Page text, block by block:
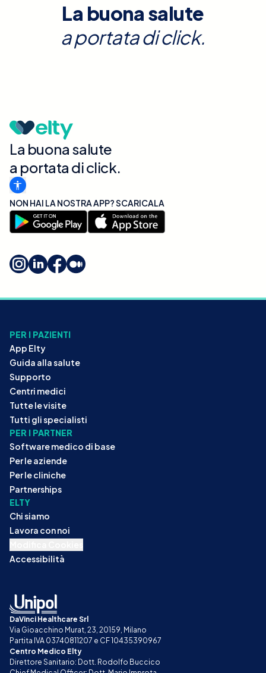
La buona salute
a portata di click.
La buona salute
a portata di click.
NON HAI LA NOSTRA APP? SCARICALA
PER I PAZIENTI
App Elty
Guida alla salute
Supporto
Centri medici
Tutte le visite
Tutti gli specialisti
PER I PARTNER
Software medico di base
Per le aziende
Per le cliniche
Partnerships
ELTY
Chi siamo
Lavora con noi
Accessibilità
DaVinci Healthcare Srl
Via Gioacchino Murat, 23, 20159, Milano
Partita IVA 03740811207 e CF 10435390967
Centro Medico Elty
Direttore Sanitario: Dott. Rodolfo Buccico